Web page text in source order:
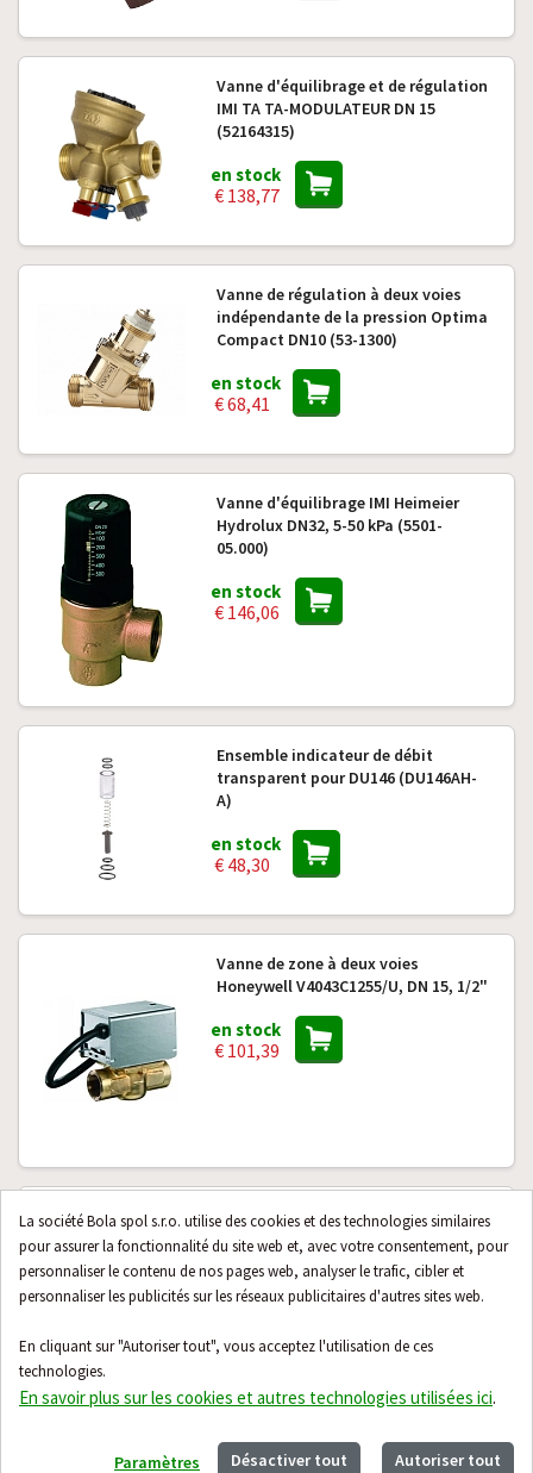
La société Bola spol s.r.o. utilise des cookies et des technologies similaires
pour assurer la fonctionnalité du site web et, avec votre consentement, pour
personnaliser le contenu de nos pages web, analyser le trafic, cibler et
personnaliser les publicités sur les réseaux publicitaires d'autres sites web.
En cliquant sur "Autoriser tout", vous acceptez l'utilisation de ces
technologies.
En savoir plus sur les cookies et autres technologies utilisées ici.
Paramètres Désactiver tout Autoriser tout
Vanne d'équilibrage et de régulation
IMI TA TA-MODULATEUR DN 15
(52164315)
en stock
€ 138,77
Vanne de régulation à deux voies
indépendante de la pression Optima
Compact DN10 (53-1300)
en stock
€ 68,41
Vanne d'équilibrage IMI Heimeier
Hydrolux DN32, 5-50 kPa (5501-
05.000)
en stock
€ 146,06
Ensemble indicateur de débit
transparent pour DU146 (DU146AH-
A)
en stock
€ 48,30
Vanne de zone à deux voies
Honeywell V4043C1255/U, DN 15, 1/2"
en stock
€ 101,39
Vanne d'équilibrage intelligente
Belimo Energy Valve EV015R2+BAC
5 variant en stock
6 VARIANT